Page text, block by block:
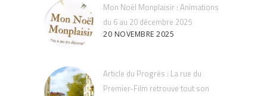
Mon Noël Monplaisir : Animations
du 6 au 20 décembre 2025
20 NOVEMBRE 2025
Article du Progrès : La rue du
Premier-Film retrouve tout son